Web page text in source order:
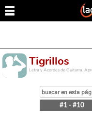
Tigrillos
Letra y Acordes de Guitarra.
#1 - #10